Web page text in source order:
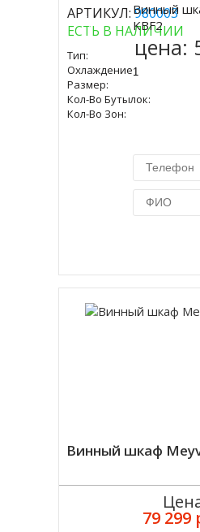
АРТИКУЛ:980003
ЕСТЬ В НАЛИЧИИ
Тип:
Охлаждение:
Размер:
Кол-Во Бутылок:
Кол-Во Зон:
Купить
Винный
KBF2
цена:
Винный шкаф
79 299